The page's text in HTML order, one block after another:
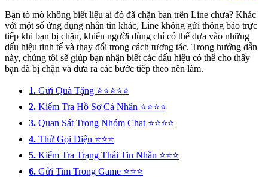
Bạn tò mò không biết liệu ai đó đã chặn bạn trên Line chưa? Khác
với một số ứng dụng nhắn tin khác, Line không gửi thông báo trực
tiếp khi bạn bị chặn, khiến người dùng chỉ có thể dựa vào những
dấu hiệu tinh tế và thay đổi trong cách tương tác. Trong hướng dẫn
này, chúng tôi sẽ giúp bạn nhận biết các dấu hiệu có thể cho thấy
bạn đã bị chặn và đưa ra các bước tiếp theo nên làm.
1. Gửi Quà Tặng ⭐⭐⭐⭐⭐
2. Kiểm Tra Hồ Sơ Cá Nhân ⭐⭐⭐⭐
3. Quan Sát Trong Nhóm Chat ⭐⭐⭐⭐
4. Thử Gọi Điện ⭐⭐⭐
5. Kiểm Tra Trạng Thái Tin Nhắn ⭐⭐⭐
6. Gửi Tim Trong Game ⭐⭐⭐